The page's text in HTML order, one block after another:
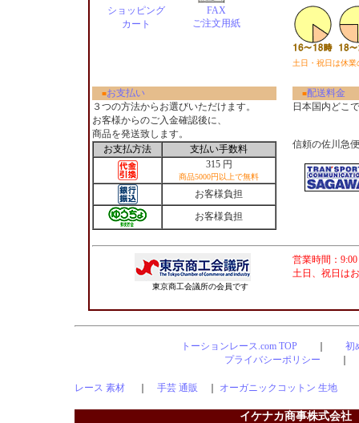
ショッピング
カート
FAX
ご注文用紙
土日・祝日は休
■お支払い
３つの方法からお選びいただけます。
お客様からのご入金確認後に、
商品を発送致します。
お支払方法
支払い手数料
315 円
商品5000円以上で無料
お客様負担
お客様負担
■配送料金
日本国内どこ
信頼の佐川急
東京商工会議所の会員です
営業時間：
土日、祝日は
トーションレース.com TOP
初
プライバシーポリシー
レース 素材 手芸 通販 オーガニックコットン 生地
イケナカ商事株式会社